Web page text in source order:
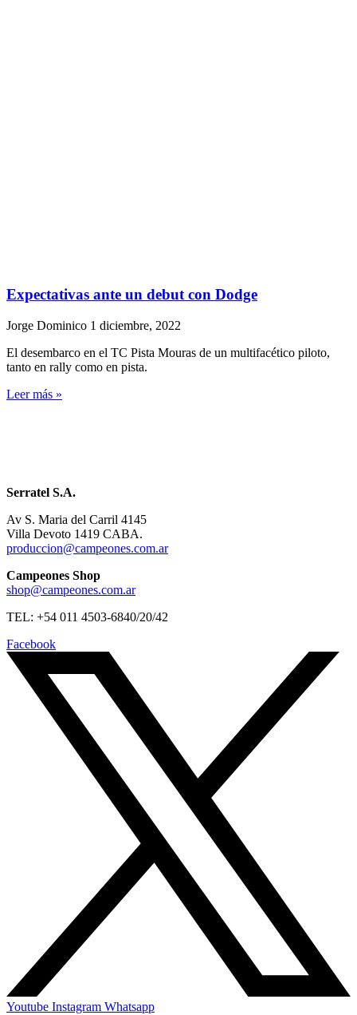
Expectativas ante un debut con Dodge
Jorge Dominico 1 diciembre, 2022
El desembarco en el TC Pista Mouras de un multifacético piloto,
tanto en rally como en pista.
Leer más »
Serratel S.A.
Av S. Maria del Carril 4145
Villa Devoto 1419 CABA.
produccion@campeones.com.ar
Campeones Shop
shop@campeones.com.ar
TEL: +54 011 4503-6840/20/42
Facebook
Youtube Instagram Whatsapp